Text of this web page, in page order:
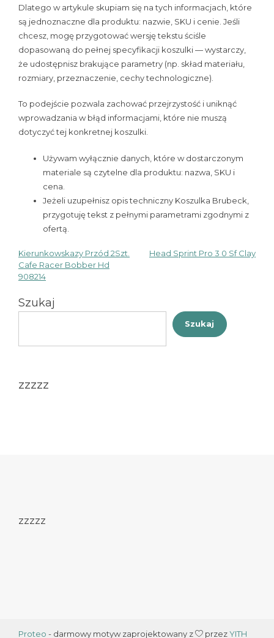
Dlatego w artykule skupiam się na tych informacjach, które
są jednoznaczne dla produktu: nazwie, SKU i cenie. Jeśli
chcesz, mogę przygotować wersję tekstu ściśle
dopasowaną do pełnej specyfikacji koszulki — wystarczy,
że udostępnisz brakujące parametry (np. skład materiału,
rozmiary, przeznaczenie, cechy technologiczne).
To podejście pozwala zachować przejrzystość i uniknąć
wprowadzania w błąd informacjami, które nie muszą
dotyczyć tej konkretnej koszulki.
Używam wyłącznie danych, które w dostarczonym
materiale są czytelne dla produktu: nazwa, SKU i
cena.
Jeżeli uzupełnisz opis techniczny Koszulka Brubeck,
przygotuję tekst z pełnymi parametrami zgodnymi z
ofertą.
Nawigacja
Kierunkowskazy Przód 2Szt.
Cafe Racer Bobber Hd
908214
Head Sprint Pro 3 0 Sf Clay
Szukaj
Szukaj
zzzzz
zzzzz
Proteo - darmowy motyw zaprojektowany z przezYITH